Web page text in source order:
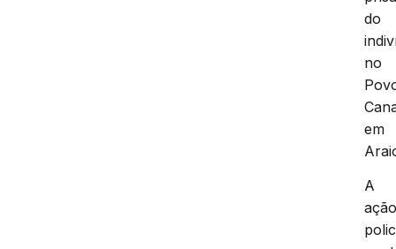
do
no
em
A